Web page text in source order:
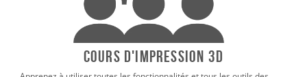
Cours d'impression 3D